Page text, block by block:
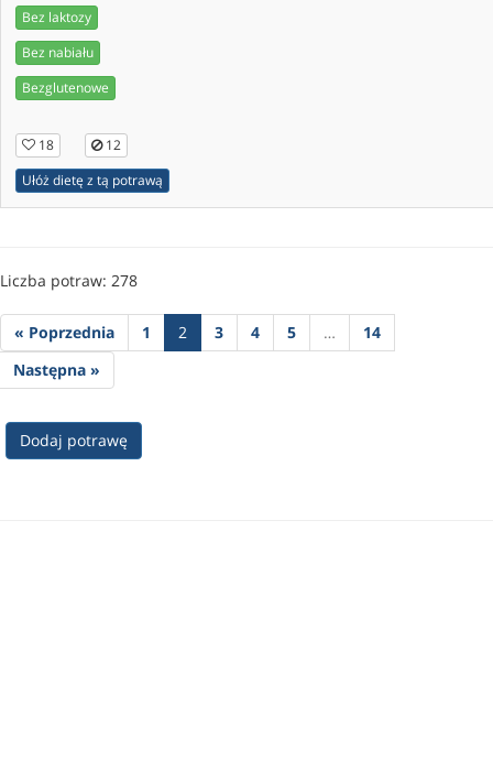
Bez laktozy
Bez nabiału
Bezglutenowe
18
12
Ułóż dietę z tą potrawą
Liczba potraw: 278
« Poprzednia 1 2 3 4 5 …
14
Następna »
Dodaj potrawę